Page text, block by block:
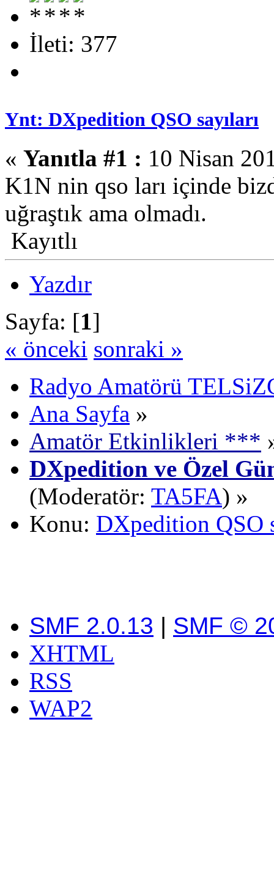
İleti: 377
Ynt: DXpedition QSO sayıları
« Yanıtla #1 : 10 Nisan
K1N nin qso ları içinde
uğraştık ama olmadı.
Kayıtlı
Yazdır
Sayfa: [1]
« önceki sonraki »
Radyo Amatörü
Ana Sayfa »
Amatör Etkinlikleri ***
DXpedition ve Özel
(Moderatör: TA5FA) »
Konu: DXpedition QSO
SMF 2.0.13 | SMF ©
XHTML
RSS
WAP2